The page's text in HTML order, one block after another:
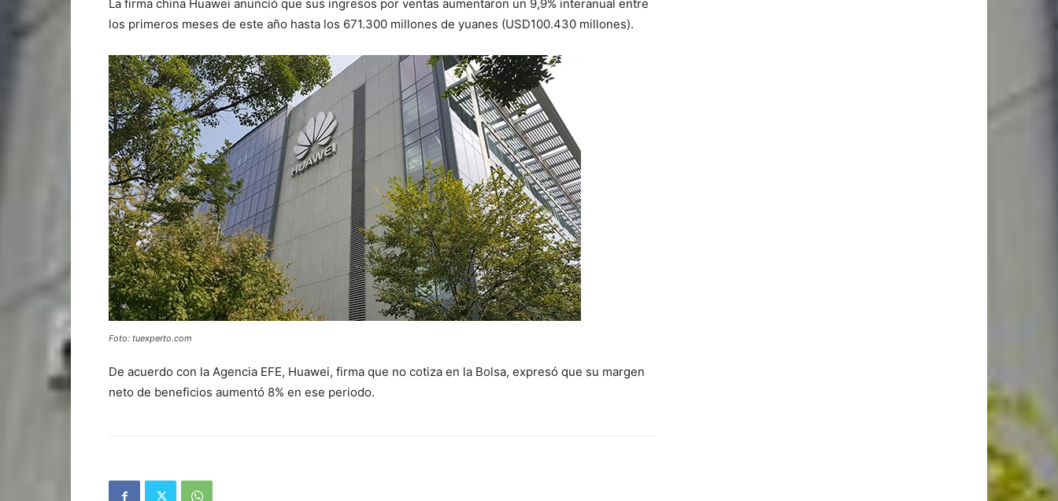
La firma china Huawei anunció que sus ingresos por ventas aumentaron un 9,9% interanual entre
los primeros meses de este año hasta los 671.300 millones de yuanes (USD100.430 millones).
Foto: tuexperto.com
De acuerdo con la Agencia EFE, Huawei, firma que no cotiza en la Bolsa, expresó que su margen
neto de beneficios aumentó 8% en ese periodo.